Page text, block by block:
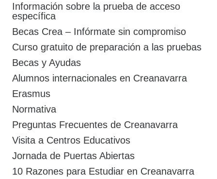
Información sobre la prueba de acceso
específica
Becas Crea – Infórmate sin compromiso
Curso gratuito de preparación a las pruebas
Becas y Ayudas
Alumnos internacionales en Creanavarra
Erasmus
Normativa
Preguntas Frecuentes de Creanavarra
Visita a Centros Educativos
Jornada de Puertas Abiertas
10 Razones para Estudiar en Creanavarra